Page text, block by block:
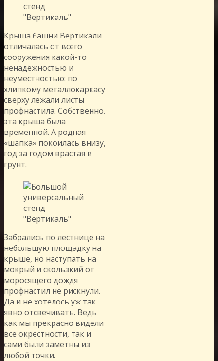
Крыша башни Вертикали
отличалась от всего
сооружения какой-то
ненадёжностью и
неуместностью: по
хлипкому металлокаркасу
сверху лежали листы
профнастила. Собственно,
эта крыша была
временной. А родная
«шапка» покоилась внизу,
год за годом врастая в
грунт.
Забрались по лестнице на
небольшую площадку на
крыше, но наступать на
мокрый и скользкий от
моросящего дождя
профнастил не рискнули.
Да и не хотелось уж так
явно отсвечивать. Ведь
как мы прекрасно видели
все окрестности, так и
сами были заметны из
любой точки.